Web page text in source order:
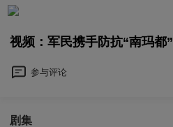
视频：军民携手防抗“南玛都”
参与评论
剧集